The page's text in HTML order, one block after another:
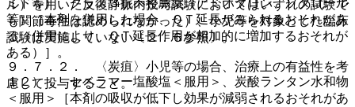
ル）を用いた反復静脈内投与試験においてはいずれの試験で
も関節毒性は認められなかった）、小児等を対象とした臨床
試験は実施していない〔２．６参照〕。
９．７．２． 〈炭疽〉小児等の場合、治療上の有益性を考
慮して投与すること。
ミド等）、クラス３抗不整脈薬（アミオダロン、ソタロール
等）［本剤を併用した場合、ＱＴ延長がみられるおそれがあ
る（併用により、ＱＴ延長作用が相加的に増加するおそれが
ある）］。
１２）． セベラマー塩酸塩＜服用＞、炭酸ランタン水和物
＜服用＞［本剤の吸収が低下し効果が減弱されるおそれがあ